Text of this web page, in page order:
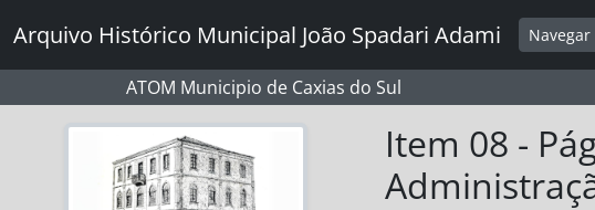
Arquivo Histórico Municipal João Spadari Adami Navegar
ATOM Municipio de Caxias do Sul
Item 08 -